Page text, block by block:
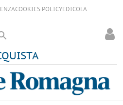
COOKIES POLICYEDICOLA